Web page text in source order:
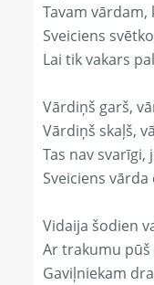
Tavam vārdam,
Sveiciens
Lai tik vakars
Vārdiņš garš,
Vārdiņš skaļš,
Tas nav svarīgi,
Sveiciens vārda
Vidaija šodien
Ar trakumu pūš
Gaviļniekam